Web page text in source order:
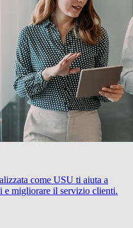
come USU ti aiuta a
e migliorare il servizio clienti.